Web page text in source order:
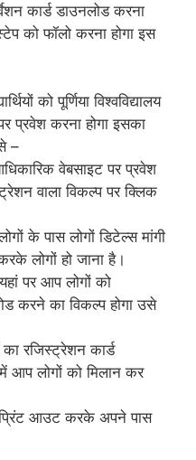
कार्ड डाउनलोड करना
को फॉलो करना होगा इस
को पूर्णिया विश्वविद्यालय
प्रवेश करना होगा इसका
–
वेबसाइट पर प्रवेश
वाला विकल्प पर क्लिक
के पास लोगों डिटेल्स मांगी
लोगों हो जाना है।
पर आप लोगों को
करने का विकल्प होगा उसे
रजिस्ट्रेशन कार्ड
आप लोगों को मिलान कर
आउट करके अपने पास